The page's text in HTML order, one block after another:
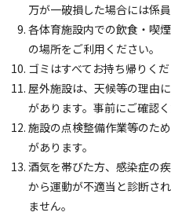
万が一破損した場合には係
各体育施設内での飲食・喫
の場所をご利用ください。
ゴミはすべてお持ち帰りくだ
屋外施設は、天候等の理由
があります。事前にご確認く
施設の点検整備作業等のた
があります。
酒気を帯びた方、感染症の
から運動が不適当と診断さ
ません。